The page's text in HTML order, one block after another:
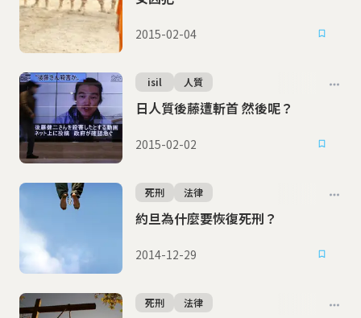
2015-02-04
日人質後藤遭斬首 然後呢？
isil 人質
2015-02-02
約旦為什麼要恢復死刑？
死刑 法律
2014-12-29
死刑 法律